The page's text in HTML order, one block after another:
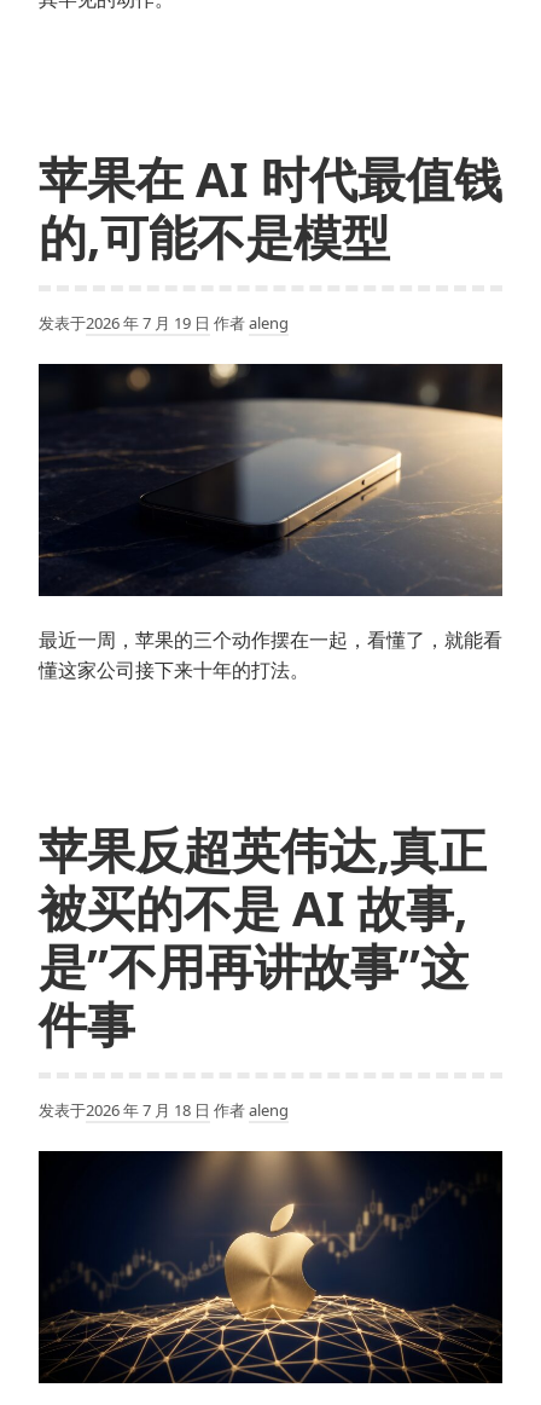
苹果在 AI 时代最值钱
的,可能不是模型
发表于2026 年 7 月 19 日 作者aleng
最近一周，苹果的三个动作摆在一起，看懂了，就能看
懂这家公司接下来十年的打法。
苹果反超英伟达,真正
被买的不是 AI 故事,
是”不用再讲故事”这
件事
发表于2026 年 7 月 18 日 作者aleng